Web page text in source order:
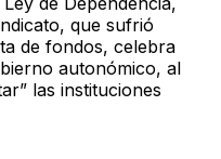
que sufrió
de fondos, celebra
autonómico, al
las instituciones